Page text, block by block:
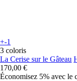
+-1
3 coloris
La Cerise sur le Gâteau
170,00 €
Économisez 5% avec le